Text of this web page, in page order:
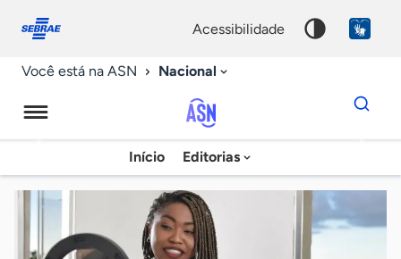
conosco
acessibilidade
Você está na ASN Nacional
Agência
Sebrae
de
Notícias
Início Editorias
Dados
para
chave